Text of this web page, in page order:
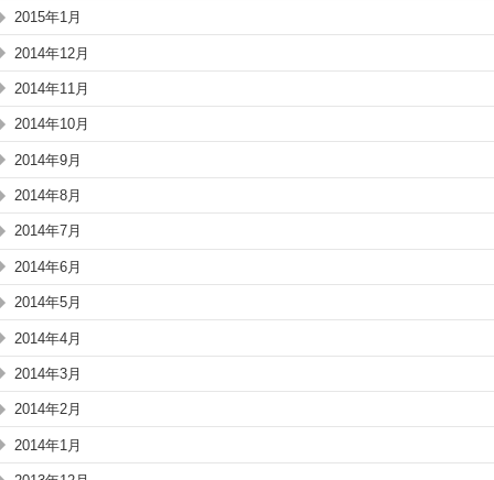
2015年1月
2014年12月
2014年11月
2014年10月
2014年9月
2014年8月
2014年7月
2014年6月
2014年5月
2014年4月
2014年3月
2014年2月
2014年1月